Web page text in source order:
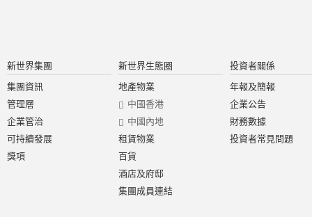
新世界集團
集團資訊
管理層
企業管治
可持續發展
獎項
新世界生態圈
地產物業
中國香港
中國內地
租賃物業
百貨
酒店及府邸
集團成員連結
投資者關係
年報及簡報
企業公告
財務數據
投資者常見問題